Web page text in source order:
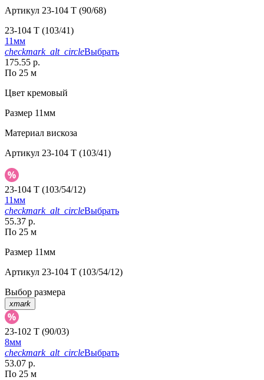
Артикул 23-104 T (90/68)
23-104 T (103/41)
11мм
checkmark_alt_circleВыбрать
175.55 р.
По 25 м
Цвет кремовый
Размер 11мм
Материал вискоза
Артикул 23-104 T (103/41)
23-104 T (103/54/12)
11мм
checkmark_alt_circleВыбрать
55.37 р.
По 25 м
Размер 11мм
Артикул 23-104 T (103/54/12)
Выбор размера
xmark
23-102 T (90/03)
8мм
checkmark_alt_circleВыбрать
53.07 р.
По 25 м